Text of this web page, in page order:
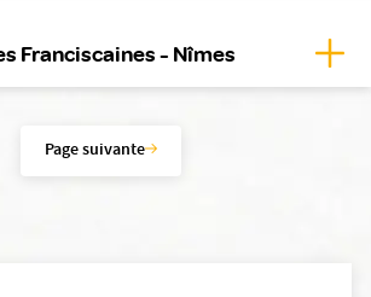
Franciscaines - Nîmes
Page suivante